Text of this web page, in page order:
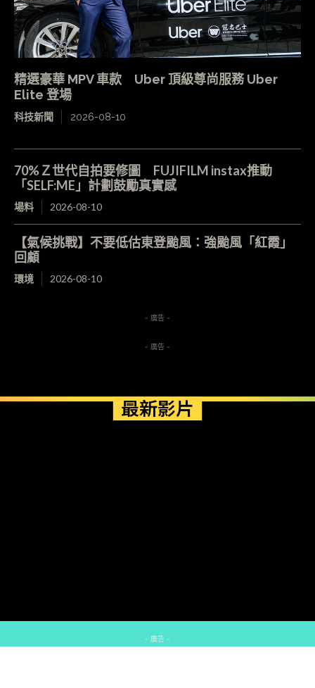
精選豪華 MPV 車款 Uber 頂級尊尚服務 Uber
Elite 登場
科技新聞 2026-08-10
70%Ｚ世代自拍要修圖 FUJIFILM instax推動
「SELF:ME」計劃鼓勵真實感
場料 2026-08-10
【氣候挑戰】不要低估東登颱風：強颱風「紅霞」
回顧
環境 2026-08-10
- 廣告 -
- 廣告 -
最新影片
- 廣告 -